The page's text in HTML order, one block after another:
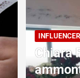
Chiara